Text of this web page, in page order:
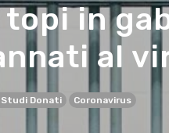
topi in
al
Donati Coronavirus